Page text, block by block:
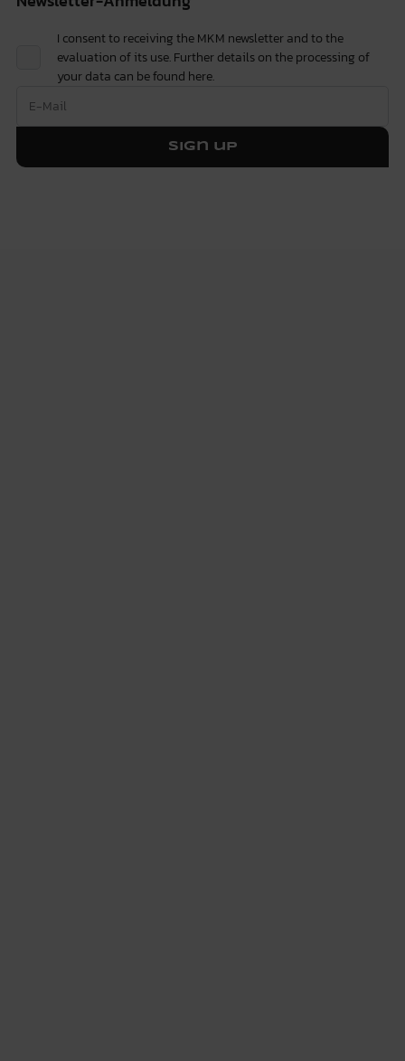
I consent to receiving the MKM newsletter and to the
evaluation of its use. Further details on the processing of
your data can be found here.
Sign up